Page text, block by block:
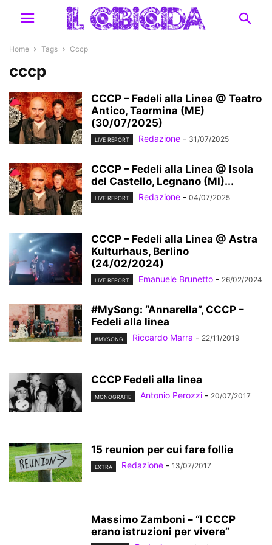
Home Tags Cccp
cccp
CCCP – Fedeli alla Linea @ Teatro
Antico, Taormina (ME)
(30/07/2025)
LIVE REPORT Redazione - 31/07/2025
CCCP – Fedeli alla Linea @ Isola
del Castello, Legnano (MI)...
LIVE REPORT Redazione - 04/07/2025
CCCP – Fedeli alla Linea @ Astra
Kulturhaus, Berlino
(24/02/2024)
LIVE REPORT Emanuele Brunetto - 26/02/2024
#MySong: “Annarella”, CCCP –
Fedeli alla linea
#MYSONG Riccardo Marra - 22/11/2019
CCCP Fedeli alla linea
MONOGRAFIE Antonio Perozzi - 20/07/2017
15 reunion per cui fare follie
EXTRA Redazione - 13/07/2017
Massimo Zamboni – “I CCCP
erano istruzioni per vivere”